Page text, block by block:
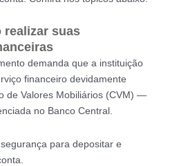
realizar suas
demanda que a instituição
financeiro devidamente
de Valores Mobiliários (CVM) —
no Banco Central.
para depositar e